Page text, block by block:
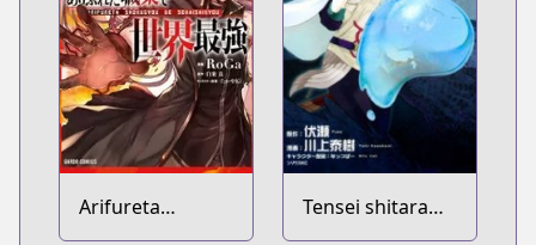
Arifureta
Shokugyou de
Tensei shitara
Slime Datta Ken